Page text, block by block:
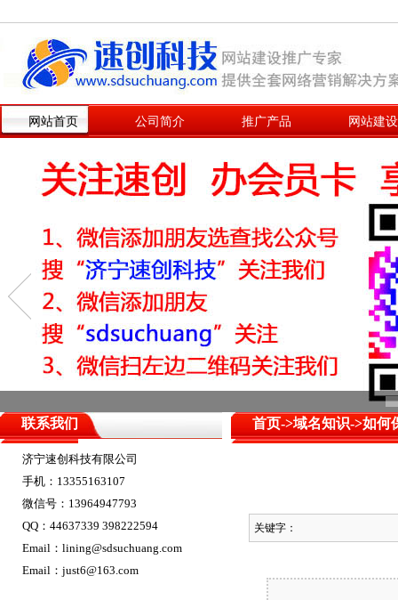
网站首页 公司简介 推广产品 网站建设
首页->域名知识->如何
关键字：
联系我们
济宁速创科技有限公司
手机：13355163107
微信号：13964947793
QQ：44637339 398222594
Email：lining@sdsuchuang.com
Email：just6@163.com